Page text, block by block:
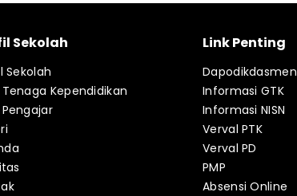
Sekolah
Sekolah
Kependidikan
Link Penting
Dapodikdasmen
Informasi GTK
Informasi NISN
Verval PTK
Verval PD
PMP
Absensi Online